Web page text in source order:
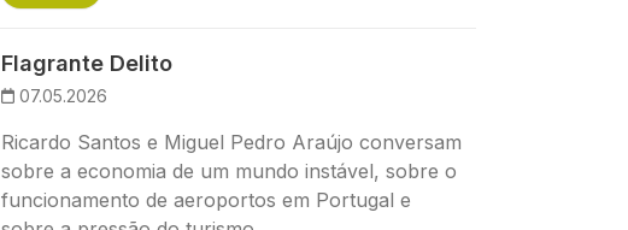
Flagrante Delito
07.05.2026
Ricardo Santos e Miguel Pedro Araújo conversam
sobre a economia de um mundo instável, sobre o
funcionamento de aeroportos em Portugal e